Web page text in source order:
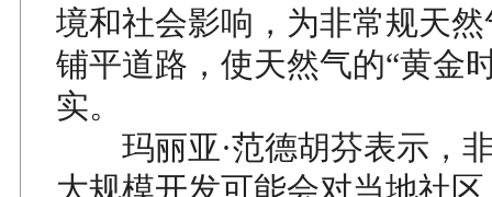
境和社会影响，为非常规天
铺平道路，使天然气的“黄金
实。
玛丽亚·范德胡芬表示，
大规模开发可能会对当地社